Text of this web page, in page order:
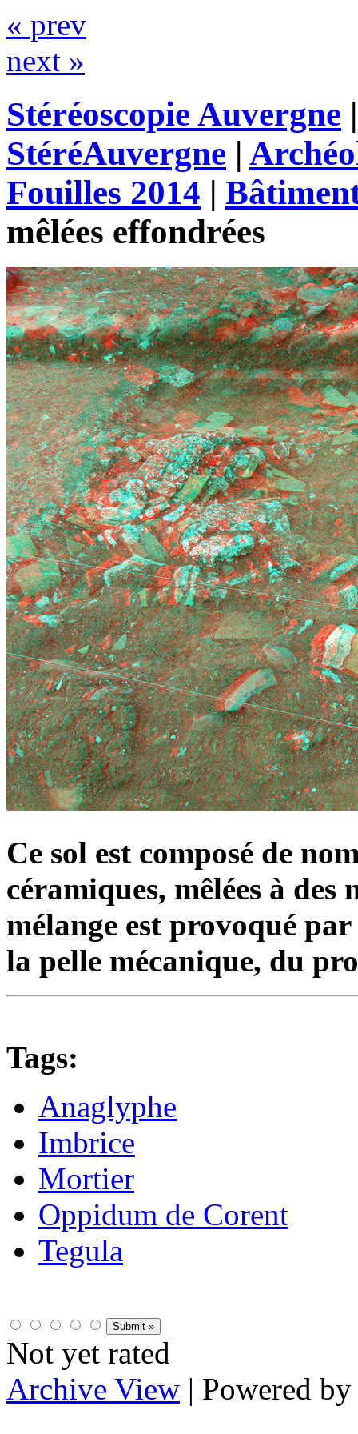
« prev
next »
Stéréoscopie Auvergne
StéréAuvergne |
Fouilles 2014 |
mêlées effondrées
Ce sol est composé de
céramiques, mêlées à
mélange est provoqué
la pelle mécanique, du
Tags:
Anaglyphe
Imbrice
Mortier
Oppidum de Corent
Tegula
Not yet rated
Archive View | Powered